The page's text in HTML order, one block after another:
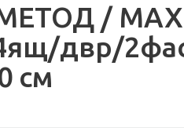
МЕТОД /
двр/
см